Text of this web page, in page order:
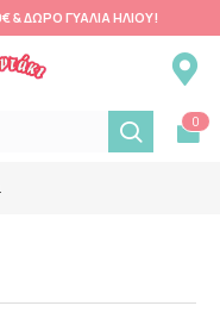
ΔΩΡΟ ΓΥΑΛΙΑ ΗΛΙΟΥ!
0